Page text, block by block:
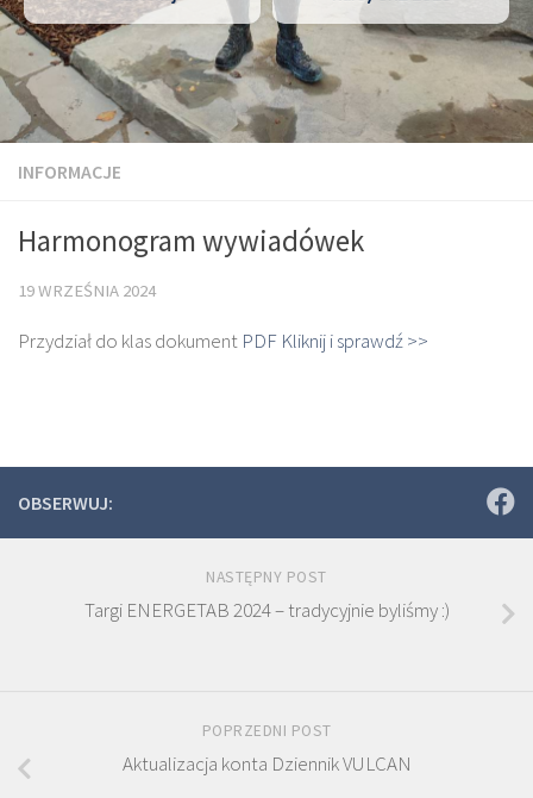
INFORMACJE
Harmonogram wywiadówek
19 WRZEŚNIA 2024
Przydział do klas dokument PDF Kliknij i sprawdź >>
OBSERWUJ:
NASTĘPNY POST
Targi ENERGETAB 2024 – tradycyjnie byliśmy :)
POPRZEDNI POST
Aktualizacja konta Dziennik VULCAN